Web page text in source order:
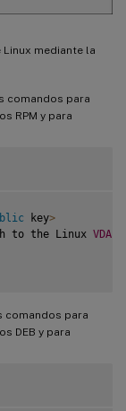
mediante la
comandos para
RPM y para
key>
to the Linux VDA
comandos para
DEB y para